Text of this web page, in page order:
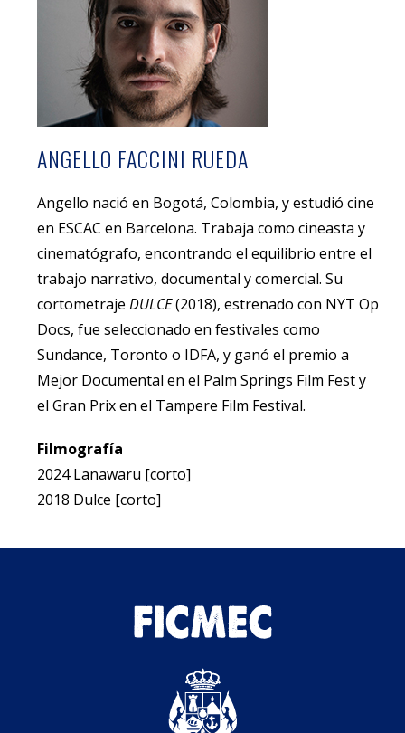
ANGELLO FACCINI RUEDA
Angello nació en Bogotá, Colombia, y estudió cine
en ESCAC en Barcelona. Trabaja como cineasta y
cinematógrafo, encontrando el equilibrio entre el
trabajo narrativo, documental y comercial. Su
cortometrajeDULCE(2018), estrenado con NYT Op
Docs, fue seleccionado en festivales como
Sundance, Toronto o IDFA, y ganó el premio a
Mejor Documental en el Palm Springs Film Fest y
el Gran Prix en el Tampere Film Festival.
Filmografía
2024 Lanawaru [corto]
2018 Dulce [corto]